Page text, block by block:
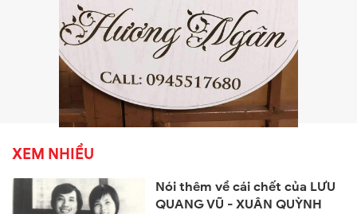
XEM NHIỀU
Nói thêm về cái chết của LƯU
QUANG VŨ - XUÂN QUỲNH